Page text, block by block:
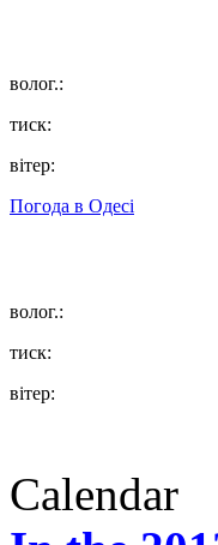
волог.:
тиск:
вітер:
Погода в Одесі
волог.:
тиск:
вітер:
Calendar